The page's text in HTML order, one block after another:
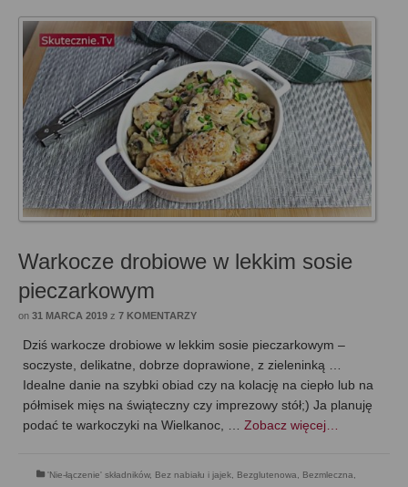
Warkocze drobiowe w lekkim sosie
pieczarkowym
on 31 MARCA 2019 z 7 KOMENTARZY
Dziś warkocze drobiowe w lekkim sosie pieczarkowym –
soczyste, delikatne, dobrze doprawione, z zieleninką …
Idealne danie na szybki obiad czy na kolację na ciepło lub na
półmisek mięs na świąteczny czy imprezowy stół;) Ja planuję
podać te warkoczyki na Wielkanoc, … Zobacz więcej…
'Nie-łączenie' składników, Bez nabiału i jajek Bezglutenowa Bezmleczna